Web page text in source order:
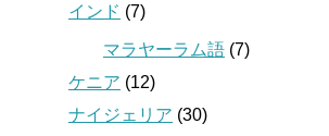
インド (7)
マラヤーラム語 (7)
ケニア (12)
ナイジェリア (30)